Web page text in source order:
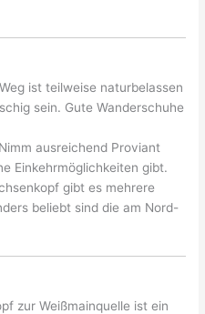
ist teilweise naturbelassen
sein. Gute Wanderschuhe
ausreichend Proviant
Einkehrmöglichkeiten gibt.
gibt es mehrere
beliebt sind die am Nord-
zur Weißmainquelle ist ein